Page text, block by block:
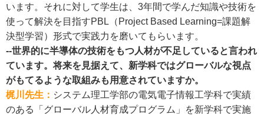
います。それに対して学生は、3年間で学んだ知識や技術を
使って解決を目指すPBL（Project Based Learning=課題解
決型学習）形式で実践力を磨いてもらいます。
--世界的に半導体の技術をもつ人材が不足していると言われ
ています。将来を見据えて、新学科ではグローバルな視点
がもてるような取組みも用意されていますか。
梶川先生： システム理工学部の電気電子情報工学科で実績
のある「グローバル人材育成プログラム」を新学科で実施